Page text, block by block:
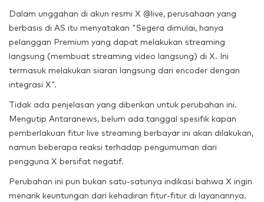
Dalam unggahan di akun resmi X @live, perusahaan yang
berbasis di AS itu menyatakan "Segera dimulai, hanya
pelanggan Premium yang dapat melakukan streaming
langsung (membuat streaming video langsung) di X. Ini
termasuk melakukan siaran langsung dari encoder dengan
integrasi X".
Tidak ada penjelasan yang diberikan untuk perubahan ini.
Mengutip Antaranews, belum ada tanggal spesifik kapan
pemberlakuan fitur live streaming berbayar ini akan dilakukan,
namun beberapa reaksi terhadap pengumuman dari
pengguna X bersifat negatif.
Perubahan ini pun bukan satu-satunya indikasi bahwa X ingin
menarik keuntungan dari kehadiran fitur-fitur di layanannya.